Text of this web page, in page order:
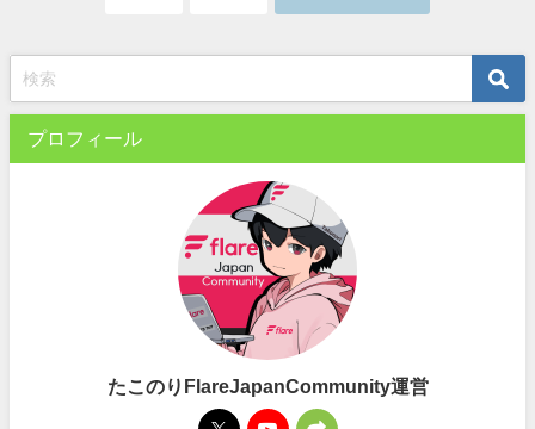
プロフィール
たこのりFlareJapanCommunity運営